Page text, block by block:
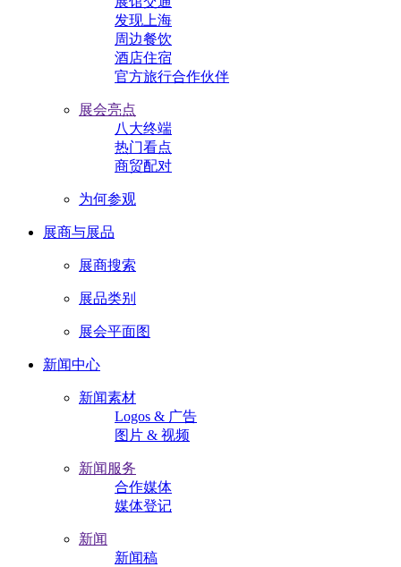
发现上海
周边餐饮
酒店住宿
官方旅行合作伙伴
展会亮点
八大终端
热门看点
商贸配对
为何参观
展商与展品
展商搜索
展品类别
展会平面图
新闻中心
新闻素材
Logos & 广告
图片 & 视频
新闻服务
合作媒体
媒体登记
新闻
新闻稿